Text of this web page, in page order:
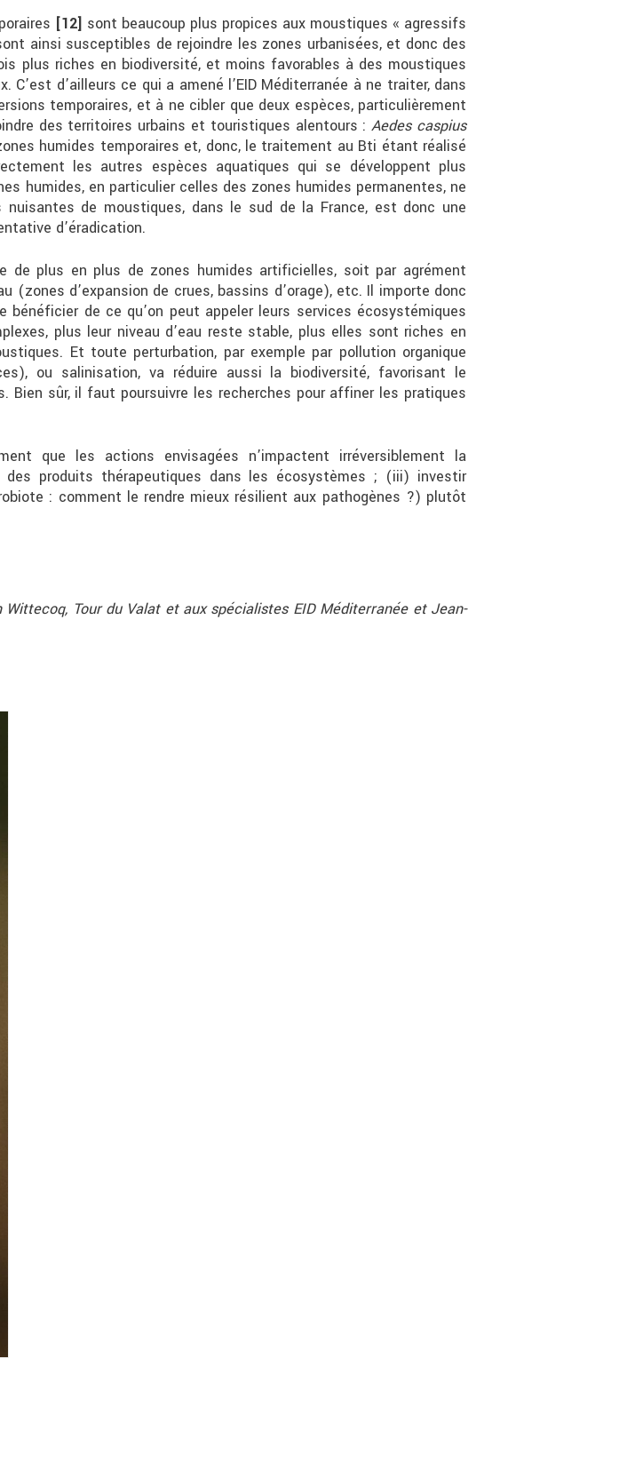
[12] sont beaucoup plus propices aux moustiques « agressifs
ainsi susceptibles de rejoindre les zones urbanisées, et donc des
plus riches en biodiversité, et moins favorables à des moustiques
d’ailleurs ce qui a amené l’EID Méditerranée à ne traiter, dans
temporaires, et à ne cibler que deux espèces, particulièrement
des territoires urbains et touristiques alentours :Aedes caspius
humides temporaires et, donc, le traitement au Bti étant réalisé
les autres espèces aquatiques qui se développent plus
humides, en particulier celles des zones humides permanentes, ne
de moustiques, dans le sud de la France, est donc une
d’éradication.
de plus en plus de zones humides artificielles, soit par agrément
(zones d’expansion de crues, bassins d’orage), etc. Il importe donc
de ce qu’on peut appeler leurs services écosystémiques
plus leur niveau d’eau reste stable, plus elles sont riches en
Et toute perturbation, par exemple par pollution organique
ou salinisation, va réduire aussi la biodiversité, favorisant le
Bien sûr, il faut poursuivre les recherches pour affiner les pratiques
que les actions envisagées n’impactent irréversiblement la
produits thérapeutiques dans les écosystèmes ; (iii) investir
: comment le rendre mieux résilient aux pathogènes ?) plutôt
Tour du Valat et auxspécialistes EID Méditerranée et Jean-